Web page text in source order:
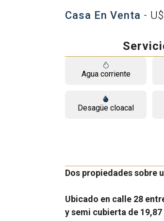
Casa En Venta -
Agua corriente
Desagüe cloacal
Dos propiedades sobre
Ubicado en calle 28
y semi cubierta de 19,87